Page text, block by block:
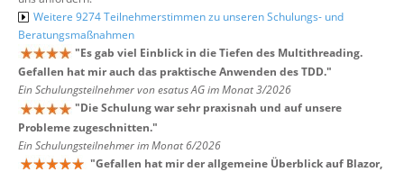
Weitere 9274 Teilnehmerstimmen zu unseren Schulungs- und
Beratungsmaßnahmen
"Es gab viel Einblick in die Tiefen des Multithreading.
Gefallen hat mir auch das praktische Anwenden des TDD."
Ein Schulungsteilnehmer von esatus AG im Monat 3/2026
"Die Schulung war sehr praxisnah und auf unsere
Probleme zugeschnitten."
Ein Schulungsteilnehmer im Monat 6/2026
"Gefallen hat mir der allgemeine Überblick auf Blazor,